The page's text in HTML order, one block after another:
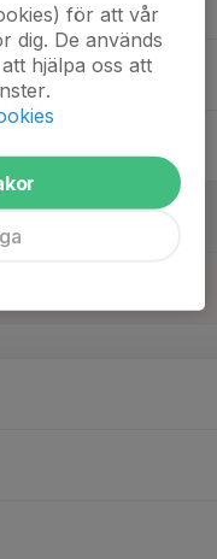
för att vår
dig. De används
hjälpa oss att